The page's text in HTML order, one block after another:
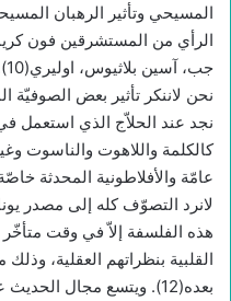
المسيحي وتأثير الرهبان
الرأي من المستشرقين فون
جب، آسين بلاثيوس، اوليري(10).
نحن لاننكر تأثير بعض الصوفيّة
نجد عند الحلاّج الذي استعمل
عامّة والأفلاطونية المحدثة
لانرد التصوّف كله إلى مصدر
هذه الفلسفة إلاّ في وقت متأخّر
القلبية بنظراتهم العقلية،
بعده(12). ويتسع مجال